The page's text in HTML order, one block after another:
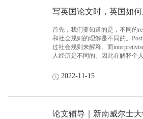
写英国论文时，英国如何
首先，我们要知道的是，不同的
和社会规则的理解是不同的。
过社会规则来解释。而
人经历是不同的。因此在解释个
究更加针对的是深入的分析。通过
案例当做单独的案例加以研究和
2022-11-15
论文辅导｜新南威尔士